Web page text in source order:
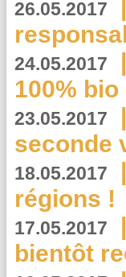
26.05.2017 |
24.05.2017 |
100% bio
23.05.2017 |
seconde
18.05.2017 |
régions !
17.05.2017 |
bientôt